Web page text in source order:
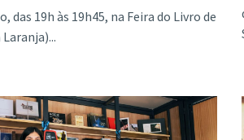
das 19h às 19h45, na Feira do Livro de